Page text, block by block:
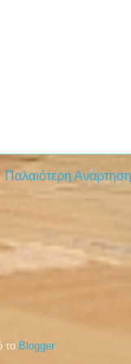
Παλαιότερη Ανάρτηση
το Blogger.